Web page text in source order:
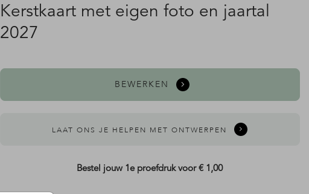
Kerstkaart met eigen foto en jaartal
2027
BEWERKEN
LAAT ONS JE HELPEN MET ONTWERPEN
Bestel jouw 1e proefdruk voor€ 1,00